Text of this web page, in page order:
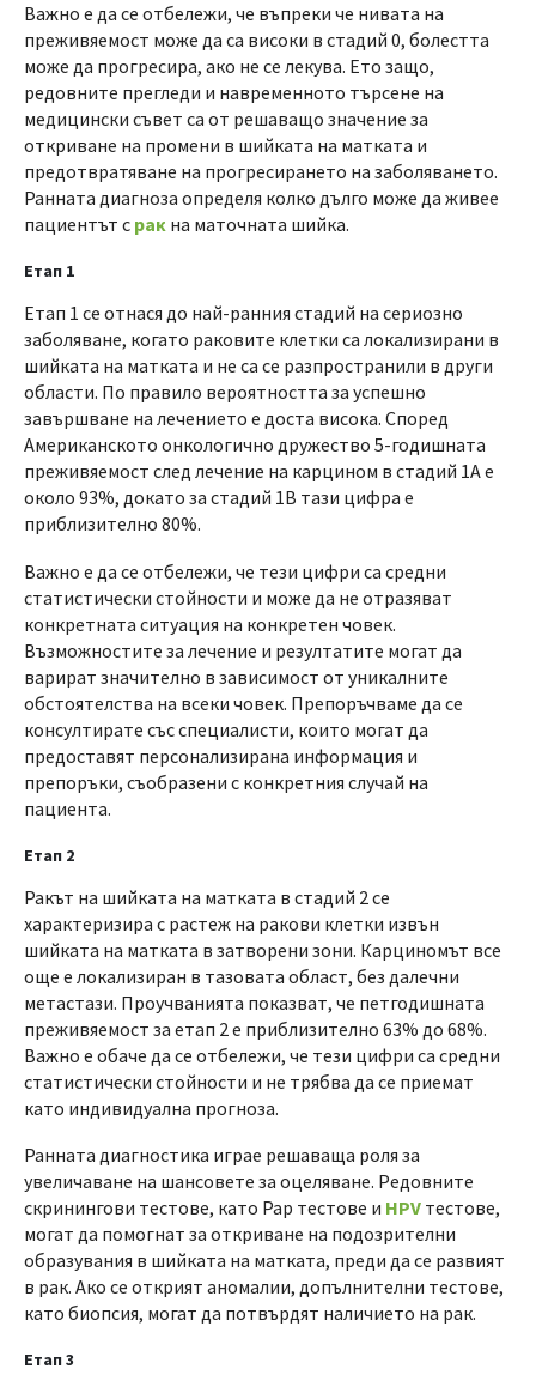
Важно е да се отбележи, че въпреки че нивата на
преживяемост може да са високи в стадий 0, болестта
може да прогресира, ако не се лекува. Ето защо,
редовните прегледи и навременното търсене на
медицински съвет са от решаващо значение за
откриване на промени в шийката на матката и
предотвратяване на прогресирането на заболяването.
Ранната диагноза определя колко дълго може да живее
пациентът с рак на маточната шийка.
Етап 1
Етап 1 се отнася до най-ранния стадий на сериозно
заболяване, когато раковите клетки са локализирани в
шийката на матката и не са се разпространили в други
области. По правило вероятността за успешно
завършване на лечението е доста висока. Според
Американското онкологично дружество 5-годишната
преживяемост след лечение на карцином в стадий 1А е
около 93%, докато за стадий 1В тази цифра е
приблизително 80%.
Важно е да се отбележи, че тези цифри са средни
статистически стойности и може да не отразяват
конкретната ситуация на конкретен човек.
Възможностите за лечение и резултатите могат да
варират значително в зависимост от уникалните
обстоятелства на всеки човек. Препоръчваме да се
консултирате със специалисти, които могат да
предоставят персонализирана информация и
препоръки, съобразени с конкретния случай на
пациента.
Етап 2
Ракът на шийката на матката в стадий 2 се
характеризира с растеж на ракови клетки извън
шийката на матката в затворени зони. Карциномът все
още е локализиран в тазовата област, без далечни
метастази. Проучванията показват, че петгодишната
преживяемост за етап 2 е приблизително 63% до 68%.
Важно е обаче да се отбележи, че тези цифри са средни
статистически стойности и не трябва да се приемат
като индивидуална прогноза.
Ранната диагностика играе решаваща роля за
увеличаване на шансовете за оцеляване. Редовните
скринингови тестове, като Pap тестове и HPV тестове,
могат да помогнат за откриване на подозрителни
образувания в шийката на матката, преди да се развият
в рак. Ако се открият аномалии, допълнителни тестове,
като биопсия, могат да потвърдят наличието на рак.
Етап 3